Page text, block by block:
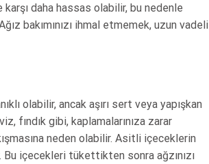
daha hassas olabilir, bu nedenle
bakımınızı ihmal etmemek, uzun vadeli
olabilir, ancak aşırı sert veya yapışkan
fındık gibi, kaplamalarınıza zarar
neden olabilir. Asitli içeceklerin
içecekleri tükettikten sonra ağzınızı